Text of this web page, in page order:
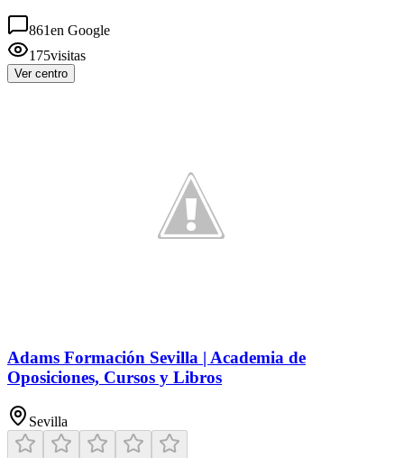
861en Google
175visitas
Ver centro
Adams Formación Sevilla | Academia de
Oposiciones, Cursos y Libros
Sevilla